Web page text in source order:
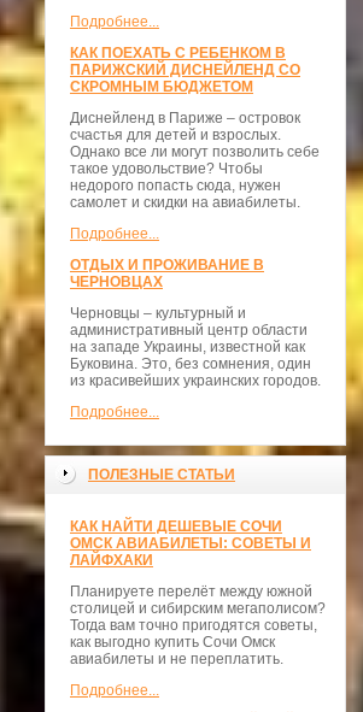
Подробнее...
КАК ПОЕХАТЬ С РЕБЕНКОМ В
ПАРИЖСКИЙ ДИСНЕЙЛЕНД СО
СКРОМНЫМ БЮДЖЕТОМ
Диснейленд в Париже – островок
счастья для детей и взрослых.
Однако все ли могут позволить себе
такое удовольствие? Чтобы
недорого попасть сюда, нужен
самолет и скидки на авиабилеты.
Подробнее...
ОТДЫХ И ПРОЖИВАНИЕ В
ЧЕРНОВЦАХ
Черновцы – культурный и
административный центр области
на западе Украины, известной как
Буковина. Это, без сомнения, один
из красивейших украинских городов.
Подробнее...
ПОЛЕЗНЫЕ СТАТЬИ
КАК НАЙТИ ДЕШЕВЫЕ СОЧИ
ОМСК АВИАБИЛЕТЫ: СОВЕТЫ И
ЛАЙФХАКИ
Планируете перелёт между южной
столицей и сибирским мегаполисом?
Тогда вам точно пригодятся советы,
как выгодно купить Сочи Омск
авиабилеты и не переплатить.
Подробнее...